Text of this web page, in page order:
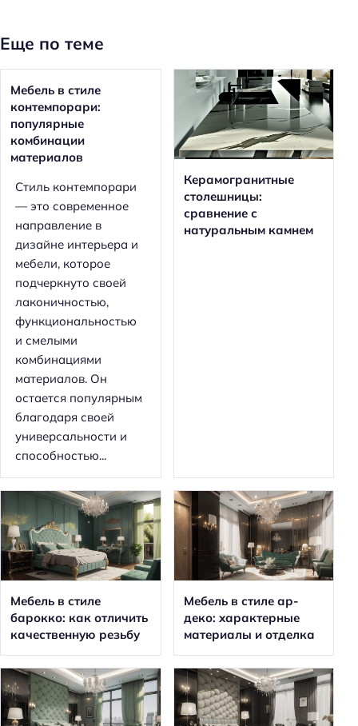
Еще по теме
Мебель в стиле
контемпорари:
популярные
комбинации
материалов
Стиль контемпорари
— это современное
направление в
дизайне интерьера и
мебели, которое
подчеркнуто своей
лаконичностью,
функциональностью
и смелыми
комбинациями
материалов. Он
остается популярным
благодаря своей
универсальности и
способностью...
Керамогранитные
столешницы:
сравнение с
натуральным камнем
Мебель в стиле
барокко: как отличить
качественную резьбу
Мебель в стиле ар-
деко: характерные
материалы и отделка